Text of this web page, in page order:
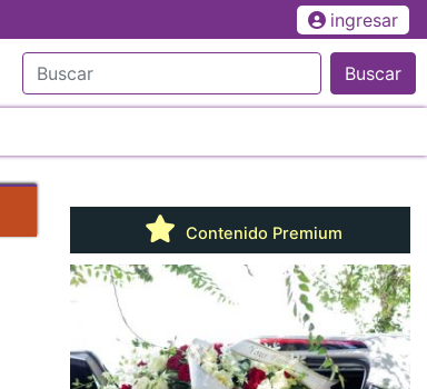
ingresar
Buscar
Contenido Premium